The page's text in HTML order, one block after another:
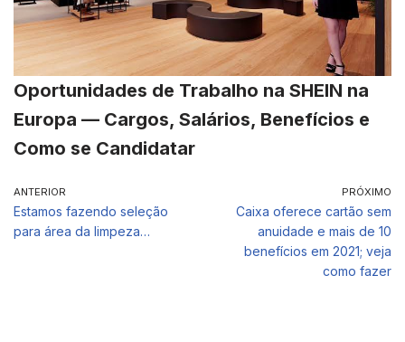
Oportunidades de Trabalho na SHEIN na
Europa — Cargos, Salários, Benefícios e
Como se Candidatar
ANTERIOR
Estamos fazendo seleção
para área da limpeza…
PRÓXIMO
Caixa oferece cartão sem
anuidade e mais de 10
benefícios em 2021; veja
como fazer